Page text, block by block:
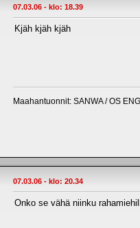
07.03.06 - klo: 18.39
Kjäh kjäh kjäh
Maahantuonnit: SANWA / OS
07.03.06 - klo: 20.34
Onko se vähä niinku